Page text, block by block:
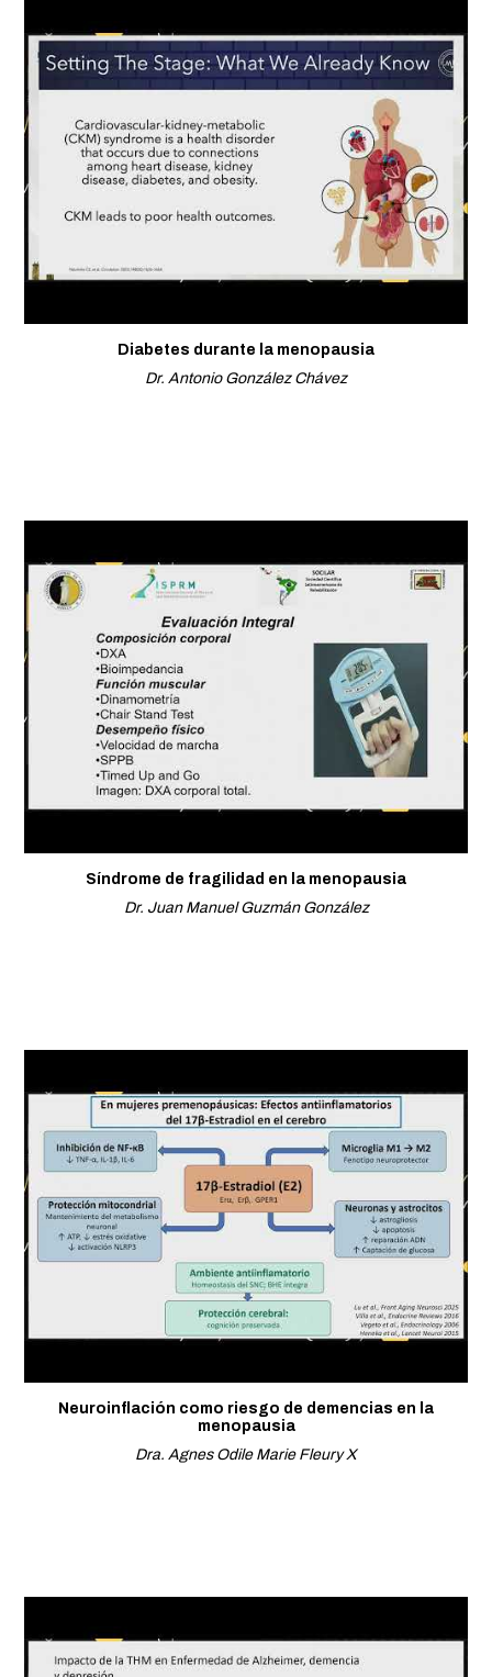
Diabetes durante la menopausia
Dr. Antonio González Chávez
Síndrome de fragilidad en la menopausia
Dr. Juan Manuel Guzmán González
Neuroinflación como riesgo de demencias en la
menopausia
Dra. Agnes Odile Marie Fleury X